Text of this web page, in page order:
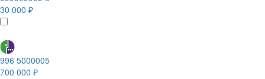
30 000 ₽
996 5000005
700 000 ₽